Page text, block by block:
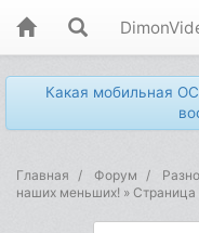
Какая мобильная
Главная Форум
наших меньших! » Страница